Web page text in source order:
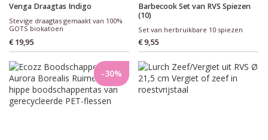
Venga Draagtas Indigo
Stevige draagtas gemaakt van 100%
GOTS biokatoen
€ 19,95
Barbecook Set van RVS Spiezen
(10)
Set van herbruikbare 10 spiezen
€ 9,55
-30%